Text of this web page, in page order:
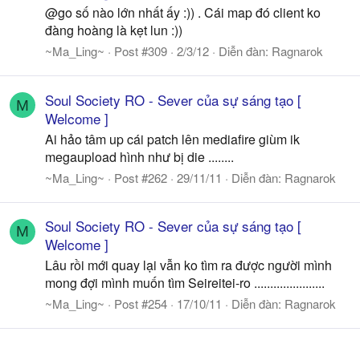
@go số nào lớn nhất ấy :)) . Cái map đó client ko
đàng hoàng là kẹt lun :))
~Ma_Ling~ Post #309 2/3/12 Diễn đàn: Ragnarok
M
Soul Society RO - Sever của sự sáng tạo [
Welcome ]
Ai hảo tâm up cái patch lên mediafire giùm ik
megaupload hình như bị die ........
~Ma_Ling~ Post #262 29/11/11 Diễn đàn: Ragnarok
M
Soul Society RO - Sever của sự sáng tạo [
Welcome ]
Lâu rồi mới quay lại vẫn ko tìm ra được người mình
mong đợi mình muốn tìm Seireitei-ro ......................
~Ma_Ling~ Post #254 17/10/11 Diễn đàn: Ragnarok